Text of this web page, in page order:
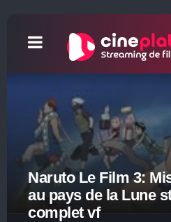
Naruto Le Film 3:
au pays de la Lune
complet vf